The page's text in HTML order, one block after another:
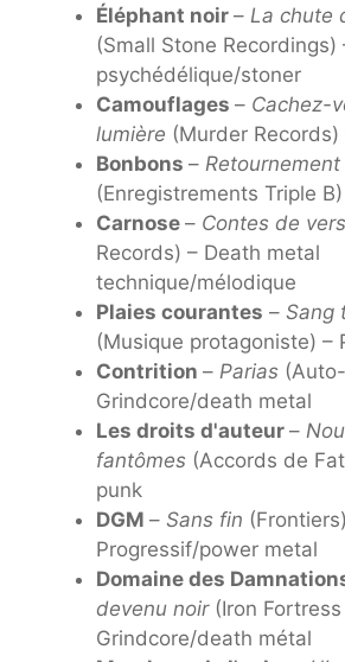
Éléphant noir – La chute
(Small Stone Recordings)
psychédélique/stoner
Camouflages – Cachez-
lumière (Murder
Bonbons – Retournement
(Enregistrements Triple
Carnose – Contes de vers
Records) – Death metal
technique/mélodique
Plaies courantes – Sang
(Musique protagoniste) –
Contrition – Parias
Grindcore/death metal
Les droits d'auteur –
fantômes (Accords de
punk
DGM – Sans fin
Progressif/power metal
Domaine des
devenu noir(Iron Fortress
Grindcore/death métal